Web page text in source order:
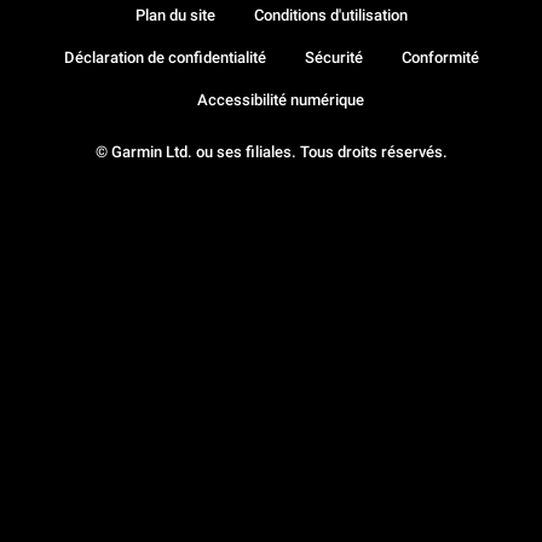
© Garmin Ltd. ou ses filiales. Tous droits réservés.
Plan du site Conditions d'utilisation
Déclaration de confidentialité Sécurité Conformité
Accessibilité numérique